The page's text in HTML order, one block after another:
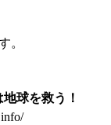
。
球を救う！